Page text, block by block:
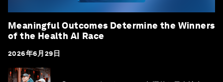
Meaningful Outcomes Determine the Winners
of the Health AI Race
2026年6月29日